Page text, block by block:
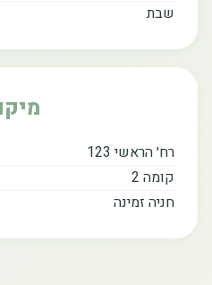
שבת
רח׳ הראשי 123
קומה 2
חניה זמינה